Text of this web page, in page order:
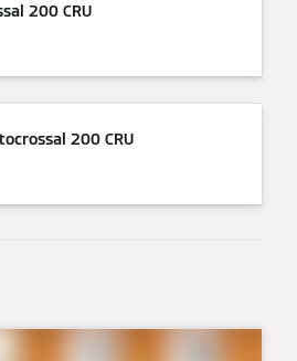
200 CRU
200 CRU